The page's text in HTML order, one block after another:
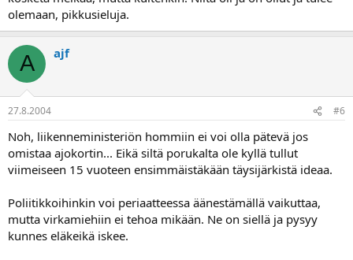
olemaan, pikkusieluja.
A ajf
27.8.2004 #6
Noh, liikenneministeriön hommiin ei voi olla pätevä jos
omistaa ajokortin... Eikä siltä porukalta ole kyllä tullut
viimeiseen 15 vuoteen ensimmäistäkään täysijärkistä ideaa.
Poliitikkoihinkin voi periaatteessa äänestämällä vaikuttaa,
mutta virkamiehiin ei tehoa mikään. Ne on siellä ja pysyy
kunnes eläkeikä iskee.